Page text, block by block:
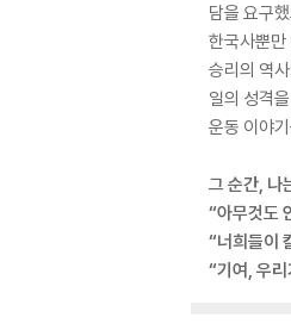
담을 요구
한국사뿐만
승리의 역
일의 성격
운동 이야
그 순간, 나
“아무것도
“너희들이
“기여, 우